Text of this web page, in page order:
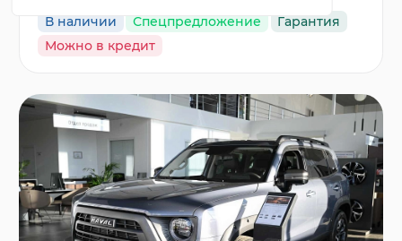
В наличии Спецпредложение
Гарантия
Можно в кредит